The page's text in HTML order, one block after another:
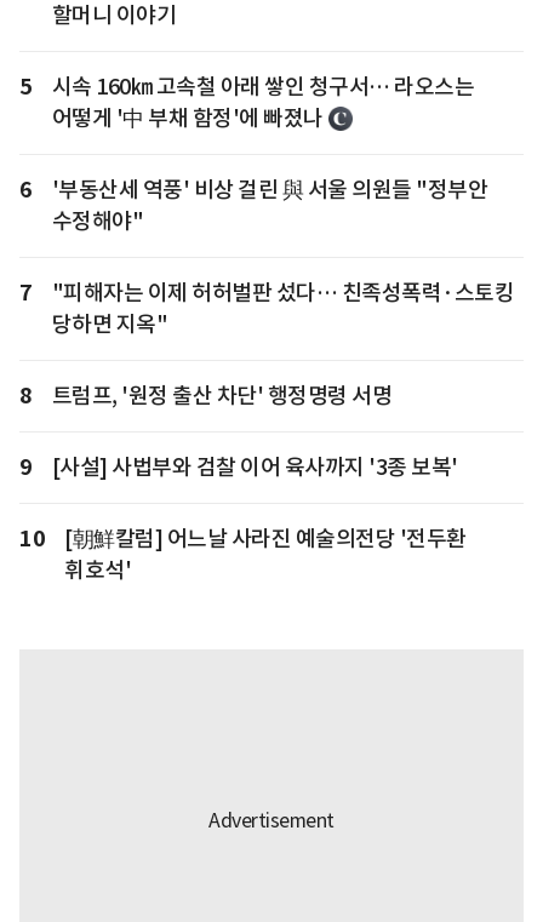
할머니 이야기
5
시속 160㎞ 고속철 아래 쌓인 청구서… 라오스는
어떻게 '中 부채 함정'에 빠졌나
6
'부동산세 역풍' 비상 걸린 與 서울 의원들 "정부안
수정해야"
7
"피해자는 이제 허허벌판 섰다… 친족성폭력·스토킹
당하면 지옥"
8 트럼프, '원정 출산 차단' 행정명령 서명
9 [사설] 사법부와 검찰 이어 육사까지 '3종 보복'
10
[朝鮮칼럼] 어느날 사라진 예술의전당 '전두환
휘호석'